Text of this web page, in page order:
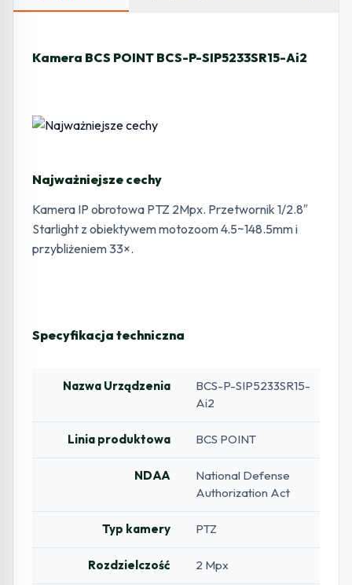
Kamera BCS POINT BCS-P-SIP5233SR15-Ai2
Najważniejsze cechy
Kamera IP obrotowa PTZ 2Mpx. Przetwornik 1/2.8″
Starlight z obiektywem motozoom 4.5~148.5mm i
przybliżeniem 33×.
Specyfikacja techniczna
Nazwa Urządzenia
BCS-P-SIP5233SR15-
Ai2
Linia produktowa BCS POINT
NDAA
National Defense
Authorization Act
Typ kamery PTZ
Rozdzielczość 2 Mpx